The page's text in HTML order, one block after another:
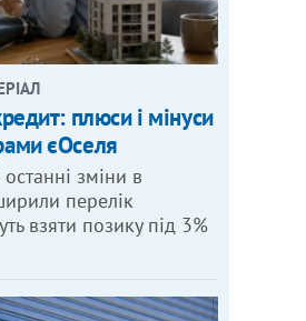
плюси і мінуси
єОселя
зміни в
перелік
взяти позику під 3%